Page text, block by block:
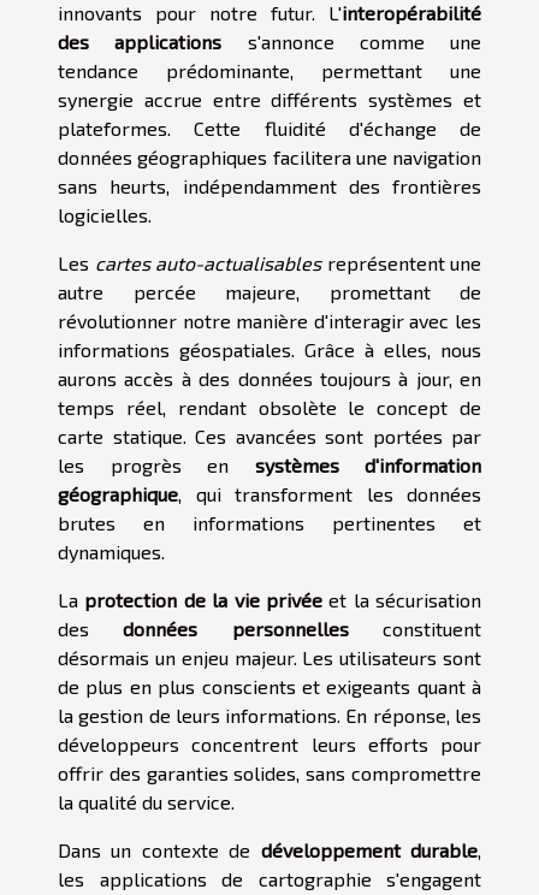
innovants pour notre futur. L'interopérabilité
des applications s'annonce comme une
tendance prédominante, permettant une
synergie accrue entre différents systèmes et
plateformes. Cette fluidité d'échange de
données géographiques facilitera une navigation
sans heurts, indépendamment des frontières
logicielles.
Les cartes auto-actualisablesreprésentent une
autre percée majeure, promettant de
révolutionner notre manière d'interagir avec les
informations géospatiales. Grâce à elles, nous
aurons accès à des données toujours à jour, en
temps réel, rendant obsolète le concept de
carte statique. Ces avancées sont portées par
les progrès en systèmes d'information
géographique, qui transforment les données
brutes en informations pertinentes et
dynamiques.
La protection de la vie privéeet la sécurisation
desdonnées personnellesconstituent
désormais un enjeu majeur. Les utilisateurs sont
de plus en plus conscients et exigeants quant à
la gestion de leurs informations. En réponse, les
développeurs concentrent leurs efforts pour
offrir des garanties solides, sans compromettre
la qualité du service.
Dans un contexte de développement durable,
les applications de cartographie s'engagent